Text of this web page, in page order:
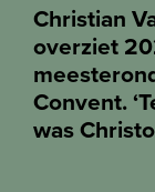
Christian
overziet
Convent.
was